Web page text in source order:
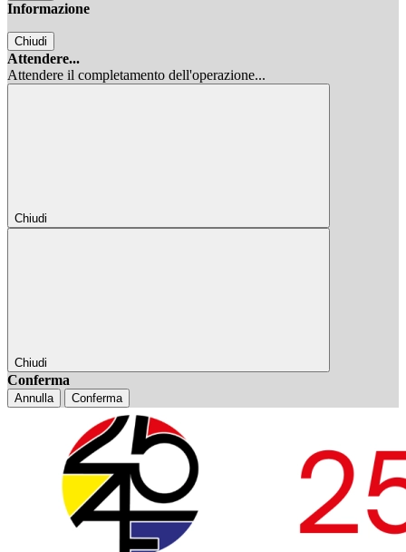
Informazione
Chiudi
Attendere...
Attendere il completamento dell'operazione...
Chiudi
Chiudi
Conferma
Annulla Conferma